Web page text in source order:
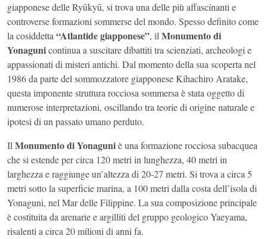
giapponese delle Ryūkyū, si trova una delle più affascinanti e
controverse formazioni sommerse del mondo. Spesso definito come
la cosiddetta “Atlantide giapponese”, il Monumento di
Yonagunicontinua a suscitare dibattiti tra scienziati, archeologi e
appassionati di misteri antichi. Dal momento della sua scoperta nel
1986 da parte del sommozzatore giapponese Kihachiro Aratake,
questa imponente struttura rocciosa sommersa è stata oggetto di
numerose interpretazioni, oscillando tra teorie di origine naturale e
ipotesi di un passato umano perduto.
Il Monumento di Yonaguniè una formazione rocciosa subacquea
che si estende per circa 120 metri in lunghezza, 40 metri in
larghezza e raggiunge un’altezza di 20-27 metri. Si trova a circa 5
metri sotto la superficie marina, a 100 metri dalla costa dell’isola di
Yonaguni, nel Mar delle Filippine. La sua composizione principale
è costituita da arenarie e argilliti del gruppo geologico Yaeyama,
risalenti a circa 20 milioni di anni fa.